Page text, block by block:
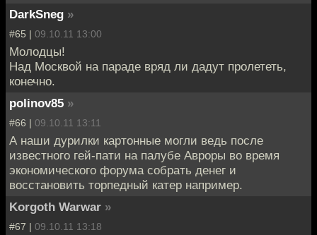
DarkSneg »
#65 | 09.10.11 13:00
Молодцы!
Над Москвой на параде вряд ли дадут пролететь,
конечно.
polinov85 »
#66 | 09.10.11 13:11
А наши дурилки картонные могли ведь после
известного гей-пати на палубе Авроры во время
экономического форума собрать денег и
восстановить торпедный катер например.
Korgoth Warwar »
#67 | 09.10.11 13:18